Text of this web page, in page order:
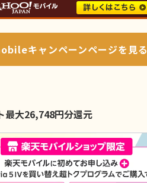
キャンペーンページを見る
最大26,748円分還元